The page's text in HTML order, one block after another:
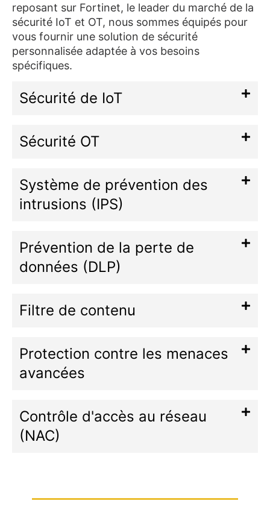
reposant sur Fortinet, le leader du marché de la
sécurité IoT et OT, nous sommes équipés pour
vous fournir une solution de sécurité
personnalisée adaptée à vos besoins
spécifiques.
Sécurité de IoT
Sécurité OT
Système de prévention des
intrusions (IPS)
Prévention de la perte de
données (DLP)
Filtre de contenu
Protection contre les menaces
avancées
Contrôle d'accès au réseau
(NAC)